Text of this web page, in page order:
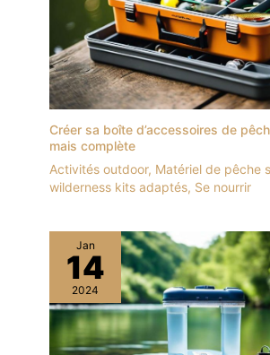
Créer sa boîte d’accessoires de
mais complète
Activités outdoor, Matériel de pêche
wilderness kits adaptés, Se nourrir
Jan
14
2024